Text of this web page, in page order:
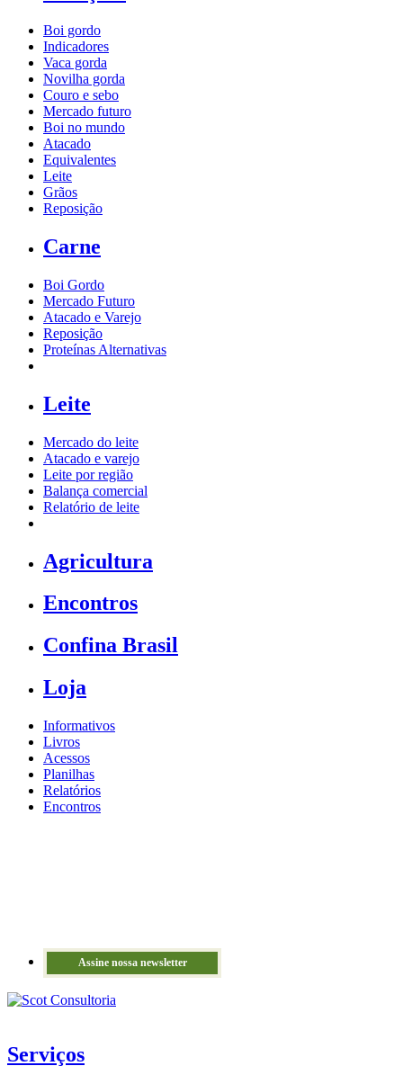
Boi gordo
Indicadores
Vaca gorda
Novilha gorda
Couro e sebo
Mercado futuro
Boi no mundo
Atacado
Equivalentes
Leite
Grãos
Reposição
Carne
Boi Gordo
Mercado Futuro
Atacado e Varejo
Reposição
Proteínas Alternativas
Leite
Mercado do leite
Atacado e varejo
Leite por região
Balança comercial
Relatório de leite
Agricultura
Encontros
Confina Brasil
Loja
Informativos
Livros
Acessos
Planilhas
Relatórios
Encontros
Assine nossa newsletter
Serviços